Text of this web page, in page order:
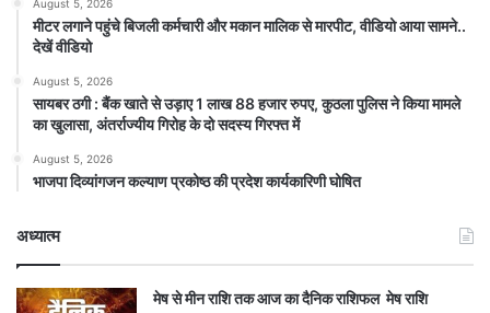
August 5, 2026
मीटर लगाने पहुंचे बिजली कर्मचारी और मकान मालिक से मारपीट, वीडियो आया सामने..
देखें वीडियो
August 5, 2026
सायबर ठगी : बैंक खाते से उड़ाए 1 लाख 88 हजार रुपए, कुठला पुलिस ने किया मामले
का खुलासा, अंतर्राज्यीय गिरोह के दो सदस्य गिरफ्त में
August 5, 2026
भाजपा दिव्यांगजन कल्याण प्रकोष्ठ की प्रदेश कार्यकारिणी घोषित
अध्यात्म
मेष से मीन राशि तक आज का दैनिक राशिफल मेष राशि